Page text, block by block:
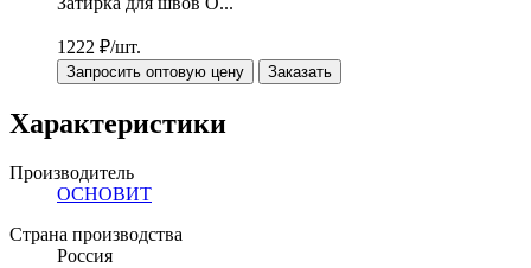
1222 ₽/шт.
Запросить оптовую цену Заказать
Характеристики
Производитель
ОСНОВИТ
Страна производства
Россия